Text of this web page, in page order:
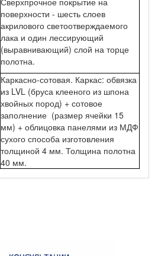
поверхности - шесть слоев
акрилового светоотверждаемого
лака и один лессирующий
(выравнивающий) слой на торце
полотна.
Каркасно-сотовая. Каркас: обвязка
из LVL (бруса клееного из шпона
хвойных пород) + сотовое
заполнение (размер ячейки 15
мм) + облицовка панелями из МДФ
сухого способа изготовления
толщиной 4 мм. Толщина полотна
40 мм.